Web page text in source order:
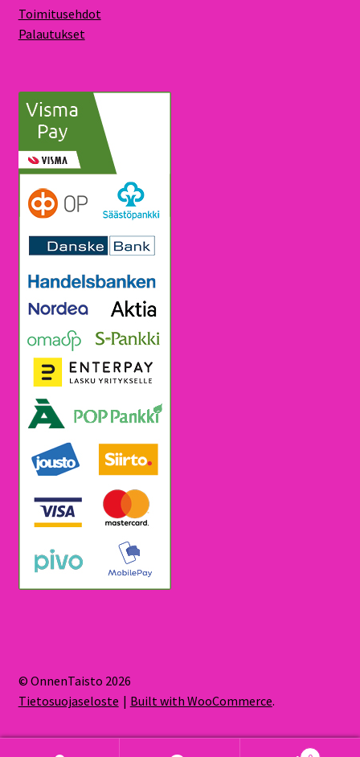
Toimitusehdot
Palautukset
© OnnenTaisto 2026
Tietosuojaseloste
Built with WooCommerce.